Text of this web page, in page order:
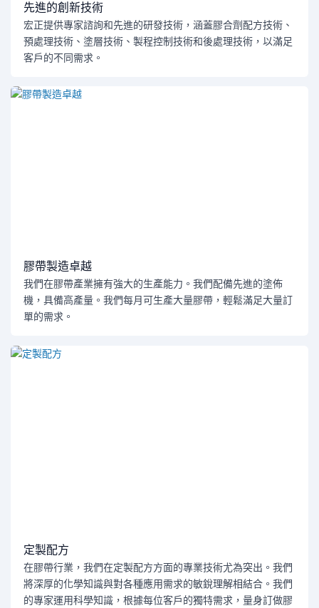
先進的創新技術
宏正提供專家諮詢和先進的研發技術，涵蓋膠合劑配方技術、
預處理技術、塗層技術、製程控制技術和後處理技術，以滿足
客戶的不同需求。
膠帶製造卓越
我們在膠帶產業擁有強大的生產能力。我們配備先進的塗佈
機，具備高產量。我們每月可生產大量膠帶，輕鬆滿足大量訂
單的需求。
定製配方
在膠帶行業，我們在定製配方方面的專業技術尤為突出。我們
將深厚的化學知識與對各種應用需求的敏銳理解相結合。我們
的專家運用科學知識，根據每位客戶的獨特需求，量身訂做膠